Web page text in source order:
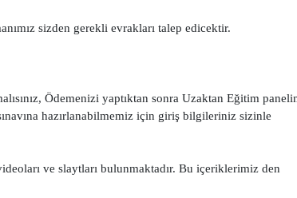
sizden gerekli evrakları talep edicektir.
Ödemenizi yaptıktan sonra Uzaktan Eğitim
hazırlanabilmemiz için giriş bilgileriniz sizinle
ve slaytları bulunmaktadır. Bu içeriklerimiz den